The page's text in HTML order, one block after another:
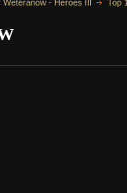
Weteranów - Heroes III Top